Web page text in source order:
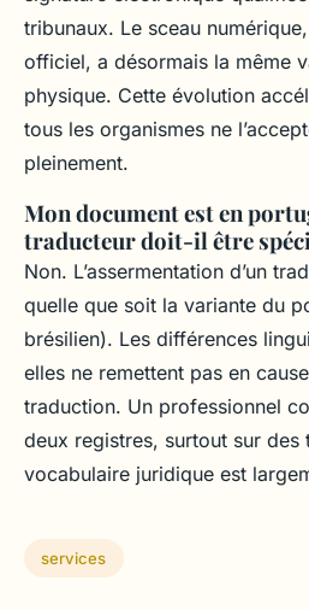
tribunaux. Le sceau
officiel, a désormais la même
physique. Cette évolution
tous les organismes ne
pleinement.
Mon document est en
traducteur doit-il être
Non. L’assermentation d’un
quelle que soit la variante du
brésilien). Les différences
elles ne remettent pas en
traduction. Un professionnel
deux registres, surtout sur
vocabulaire juridique est
services